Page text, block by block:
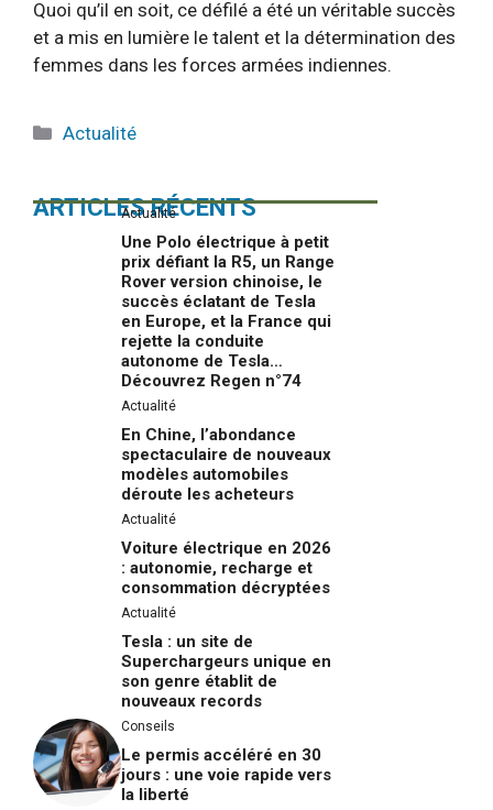
Quoi qu’il en soit, ce défilé a été un véritable succès
et a mis en lumière le talent et la détermination des
femmes dans les forces armées indiennes.
Catégories
Actualité
ARTICLES RÉCENTS
Actualité
Une Polo électrique à petit
prix défiant la R5, un Range
Rover version chinoise, le
succès éclatant de Tesla
en Europe, et la France qui
rejette la conduite
autonome de Tesla…
Découvrez Regen n°74
Actualité
En Chine, l’abondance
spectaculaire de nouveaux
modèles automobiles
déroute les acheteurs
Actualité
Voiture électrique en 2026
: autonomie, recharge et
consommation décryptées
Actualité
Tesla : un site de
Superchargeurs unique en
son genre établit de
nouveaux records
Conseils
Le permis accéléré en 30
jours : une voie rapide vers
la liberté